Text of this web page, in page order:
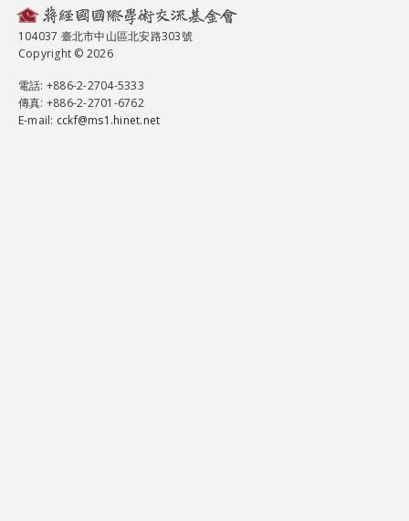
104037 臺北市中山區北安路303號
Copyright © 2026
電話: +886-2-2704-5333
傳真: +886-2-2701-6762
E-mail: cckf@ms1.hinet.net